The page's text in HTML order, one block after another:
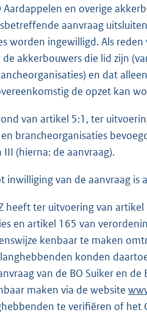
Aardappelen en overige
aanvraag
worden ingewilligd. Als
akkerbouwers die lid zijn
en dat
de opzet kan
van artikel 5:1, ter
brancheorganisaties
(hierna: de aanvraag).
inwilliging van de aanvraag is
heeft ter uitvoering van
en artikel 165 van
kenbaar te maken
konden
van de BO Suiker en
maken via de website
te verifiëren of het